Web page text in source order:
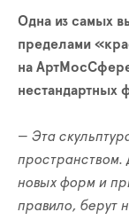
Одна из самых
пределами
на
нестандартных
— Эта
пространством.
новых форм и
правило, берут